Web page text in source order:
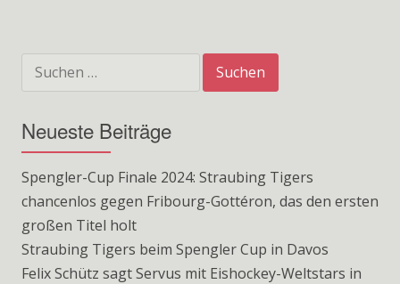
nach:
Neueste Beiträge
Spengler-Cup Finale 2024: Straubing Tigers
chancenlos gegen Fribourg-Gottéron, das den ersten
großen Titel holt
Straubing Tigers beim Spengler Cup in Davos
Felix Schütz sagt Servus mit Eishockey-Weltstars in